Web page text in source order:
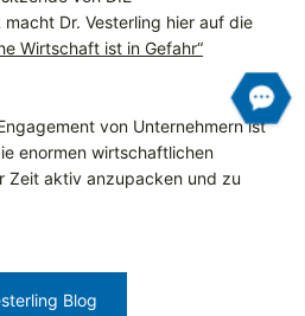
macht Dr. Vesterling hier auf die
Wirtschaft ist in Gefahr“
von Unternehmern ist
enormen wirtschaftlichen
Zeit aktiv anzupacken und zu
Blog